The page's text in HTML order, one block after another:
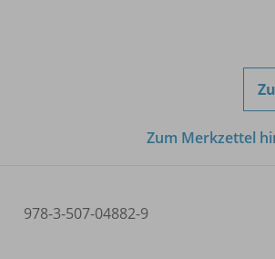
Zum Merkzettel
978-3-507-04882-9